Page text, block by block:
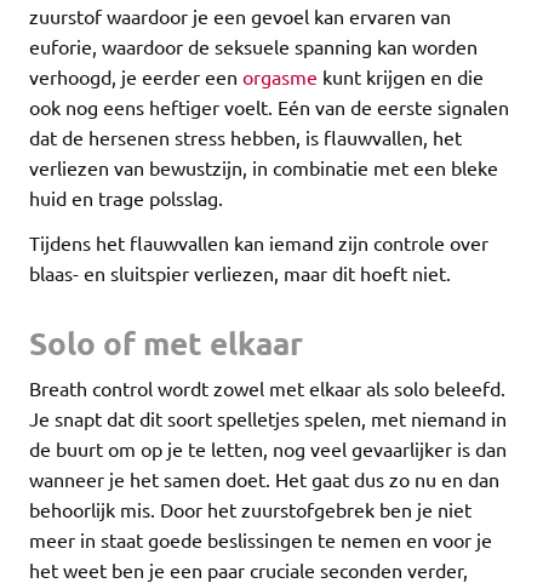
zuurstof waardoor je een gevoel kan ervaren van
euforie, waardoor de seksuele spanning kan worden
verhoogd, je eerder een orgasme kunt krijgen en die
ook nog eens heftiger voelt. Eén van de eerste signalen
dat de hersenen stress hebben, is flauwvallen, het
verliezen van bewustzijn, in combinatie met een bleke
huid en trage polsslag.
Tijdens het flauwvallen kan iemand zijn controle over
blaas- en sluitspier verliezen, maar dit hoeft niet.
Solo of met elkaar
Breath control wordt zowel met elkaar als solo beleefd.
Je snapt dat dit soort spelletjes spelen, met niemand in
de buurt om op je te letten, nog veel gevaarlijker is dan
wanneer je het samen doet. Het gaat dus zo nu en dan
behoorlijk mis. Door het zuurstofgebrek ben je niet
meer in staat goede beslissingen te nemen en voor je
het weet ben je een paar cruciale seconden verder,